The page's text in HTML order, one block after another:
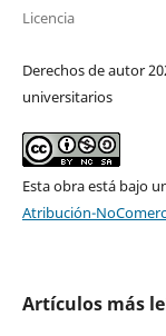
Licencia
Derechos de autor
universitarios
Esta obra está bajo
Atribución-
Artículos más